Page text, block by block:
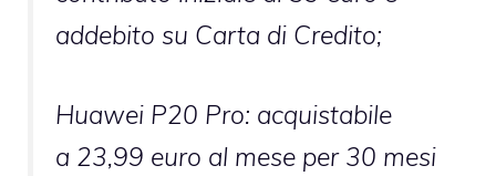
addebito su Carta di Credito;
Huawei P20 Pro: acquistabile
a 23,99 euro al mese per 30 mesi